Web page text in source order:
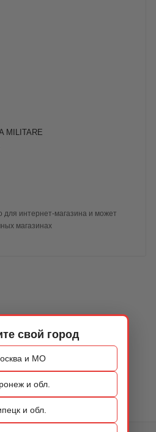
свой город
и МО
и обл.
и обл.
MILITARE
для интернет-магазина и может
магазинах